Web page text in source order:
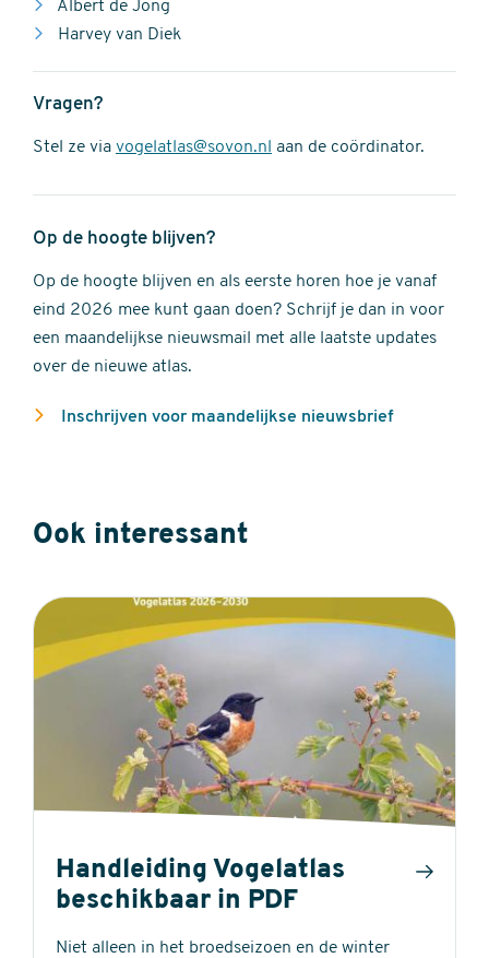
Albert de Jong
Harvey van Diek
Vragen?
Stel ze via vogelatlas@sovon.nl aan de coördinator.
Op de hoogte blijven?
Op de hoogte blijven en als eerste horen hoe je vanaf
eind 2026 mee kunt gaan doen? Schrijf je dan in voor
een maandelijkse nieuwsmail met alle laatste updates
over de nieuwe atlas.
Inschrijven voor maandelijkse nieuwsbrief
Ook interessant
Handleiding Vogelatlas
beschikbaar in PDF
Niet alleen in het broedseizoen en de winter